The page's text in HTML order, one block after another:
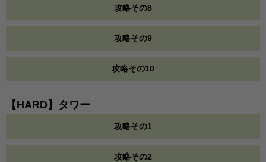
攻略その8
攻略その9
攻略その10
【HARD】タワー
攻略その1
攻略その2